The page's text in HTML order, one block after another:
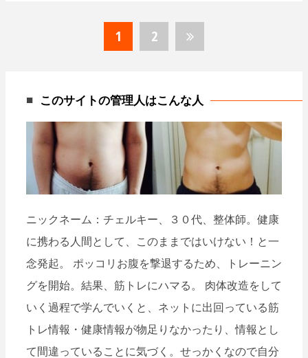
ビ
ゲ
ー
シ
ョ
ン
1 2
このサイトの管理人はこんな人
ニックネーム：チェルキー、３０代、整体師。健康
に携わる人間として、このままではいけない！と一
念発起。 ポッコリお腹を撃退するため、トレーニン
グを開始。結果、筋トレにハマる。 肉体改造をして
いく過程で学んでいくと、ネットに出回っている筋
トレ情報・健康情報が物足りなかったり、情報とし
て間違っていることに気づく。せっかくなので自分